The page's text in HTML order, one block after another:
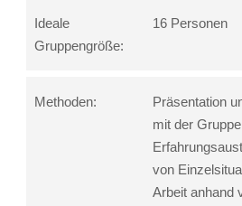
Ideale
Gruppengröße:
16 Personen
Methoden:
Präsentation
mit der
von
Arbeit anhand